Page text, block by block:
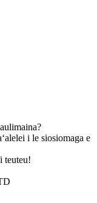
i le siosiomaga e
teuteu!